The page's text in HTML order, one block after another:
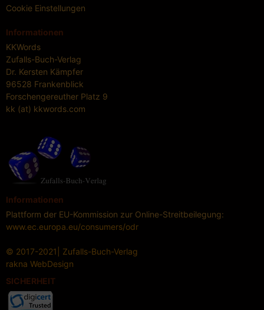
Cookie Einstellungen
Informationen
KKWords
Zufalls-Buch-Verlag
Dr. Kersten Kämpfer
96528 Frankenblick
Forschengereuther Platz 9
kk (at) kkwords.com
Informationen
Plattform der EU-Kommission zur Online-Streitbeilegung:
www.ec.europa.eu/consumers/odr
© 2017-2021| Zufalls-Buch-Verlag
rakna WebDesign
SICHERHEIT